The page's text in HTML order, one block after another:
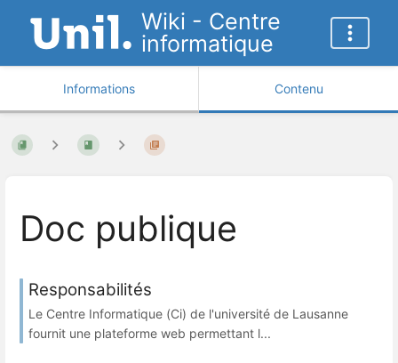
Wiki - Centre
informatique
Informations Contenu
Doc publique
Responsabilités
Le Centre Informatique (Ci) de l'université de Lausanne
fournit une plateforme web permettant l...